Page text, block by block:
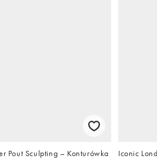
Pout Sculpting – Konturówka
Iconic